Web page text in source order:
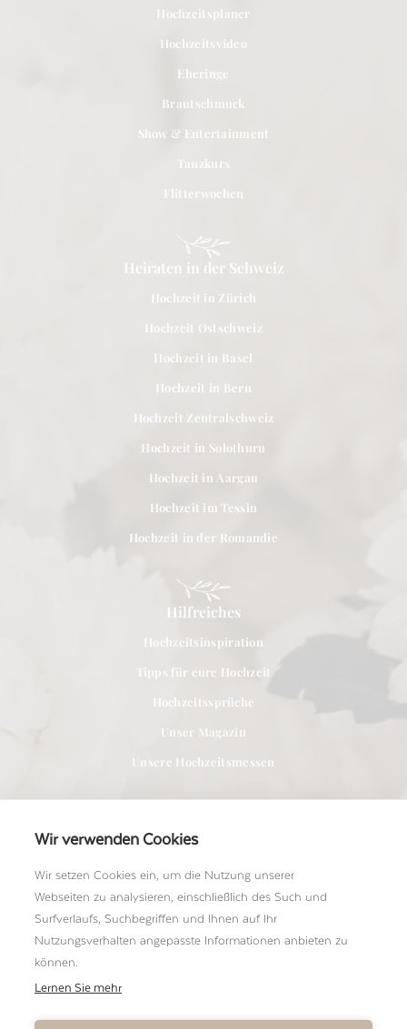
Wir verwenden Cookies
Wir setzen Cookies ein, um die Nutzung unserer
Webseiten zu analysieren, einschließlich des Such und
Surfverlaufs, Suchbegriffen und Ihnen auf Ihr
Nutzungsverhalten angepasste Informationen anbieten zu
können.
Lernen Sie mehr
Hochzeitsplaner
Hochzeitsvideo
Eheringe
Brautschmuck
Show & Entertainment
Tanzkurs
Flitterwochen
Heiraten in der Schweiz
Hochzeit in Zürich
Hochzeit Ostschweiz
Hochzeit in Basel
Hochzeit in Bern
Hochzeit Zentralschweiz
Hochzeit in Solothurn
Hochzeit in Aargau
Hochzeit im Tessin
Hochzeit in der Romandie
Hilfreiches
Hochzeitsinspiration
Tipps für eure Hochzeit
Hochzeitssprüche
Unser Magazin
Unsere Hochzeitsmessen
Für Anbieter
Bei uns Mitglied werden
Ein Shooting einreichen